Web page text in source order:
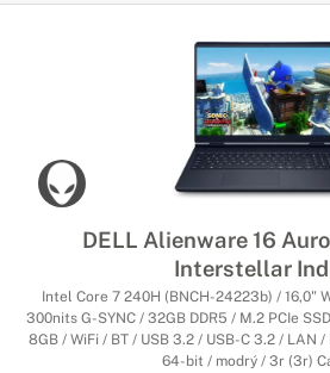
DELL Alienware 16
Interstellar
Intel Core 7 240H (BNCH-24223b) / 16,0"
300nits G-SYNC / 32GB DDR5 / M.2 PCIe
8GB / WiFi / BT / USB 3.2 / USB-C 3.2 / LAN /
64-bit / modrý / 3r (3r)